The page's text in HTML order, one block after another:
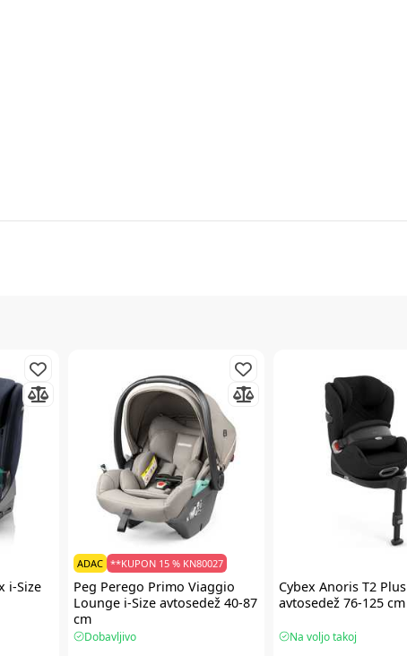
i-Size
**KUPON 15 % KN80027
ADAC
Peg Perego Primo Viaggio
Lounge i-Size avtosedež 40-87
cm
Dobavljivo
Cybex Anoris T2
avtosedež 76-125 cm
Na voljo takoj